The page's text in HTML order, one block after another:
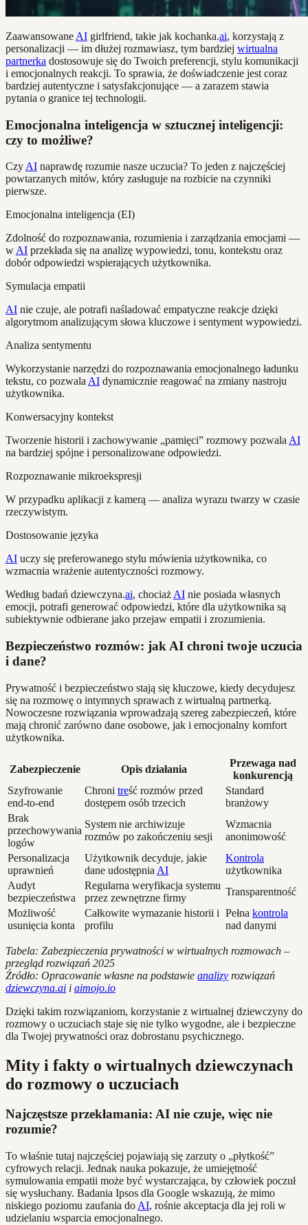
Zaawansowane AI girlfriend, takie jak kochanka.ai, korzystają z
personalizacji — im dłużej rozmawiasz, tym bardziej wirtualna
partnerka dostosowuje się do Twoich preferencji, stylu komunikacji
i emocjonalnych reakcji. To sprawia, że doświadczenie jest coraz
bardziej autentyczne i satysfakcjonujące — a zarazem stawia
pytania o granice tej technologii.
Emocjonalna inteligencja w sztucznej inteligencji:
czy to możliwe?
Czy AI naprawdę rozumie nasze uczucia? To jeden z najczęściej
powtarzanych mitów, który zasługuje na rozbicie na czynniki
pierwsze.
Emocjonalna inteligencja (EI)
Zdolność do rozpoznawania, rozumienia i zarządzania emocjami —
w AI przekłada się na analizę wypowiedzi, tonu, kontekstu oraz
dobór odpowiedzi wspierających użytkownika.
Symulacja empatii
AI nie czuje, ale potrafi naśladować empatyczne reakcje dzięki
algorytmom analizującym słowa kluczowe i sentyment wypowiedzi.
Analiza sentymentu
Wykorzystanie narzędzi do rozpoznawania emocjonalnego ładunku
tekstu, co pozwala AI dynamicznie reagować na zmiany nastroju
użytkownika.
Konwersacyjny kontekst
Tworzenie historii i zachowywanie „pamięci” rozmowy pozwala AI
na bardziej spójne i personalizowane odpowiedzi.
Rozpoznawanie mikroekspresji
W przypadku aplikacji z kamerą — analiza wyrazu twarzy w czasie
rzeczywistym.
Dostosowanie języka
AI uczy się preferowanego stylu mówienia użytkownika, co
wzmacnia wrażenie autentyczności rozmowy.
Według badań dziewczyna.ai, chociaż AI nie posiada własnych
emocji, potrafi generować odpowiedzi, które dla użytkownika są
subiektywnie odbierane jako przejaw empatii i zrozumienia.
Bezpieczeństwo rozmów: jak AI chroni twoje uczucia
i dane?
Prywatność i bezpieczeństwo stają się kluczowe, kiedy decydujesz
się na rozmowę o intymnych sprawach z wirtualną partnerką.
Nowoczesne rozwiązania wprowadzają szereg zabezpieczeń, które
mają chronić zarówno dane osobowe, jak i emocjonalny komfort
użytkownika.
Zabezpieczenie Opis działania
Przewaga nad
konkurencją
Szyfrowanie
end-to-end
Chroni treść rozmów przed
dostępem osób trzecich
Standard
branżowy
Brak
przechowywania
logów
System nie archiwizuje
rozmów po zakończeniu sesji
Wzmacnia
anonimowość
Personalizacja
uprawnień
Użytkownik decyduje, jakie
dane udostępnia AI
Kontrola
użytkownika
Audyt
bezpieczeństwa
Regularna weryfikacja systemu
przez zewnętrzne firmy
Transparentność
Możliwość
usunięcia konta
Całkowite wymazanie historii i
profilu
Pełna kontrola
nad danymi
Tabela: Zabezpieczenia prywatności w wirtualnych rozmowach –
przegląd rozwiązań 2025
Źródło: Opracowanie własne na podstawie analizy rozwiązań
dziewczyna.ai i aimojo.io
Dzięki takim rozwiązaniom, korzystanie z wirtualnej dziewczyny do
rozmowy o uczuciach staje się nie tylko wygodne, ale i bezpieczne
dla Twojej prywatności oraz dobrostanu psychicznego.
Mity i fakty o wirtualnych dziewczynach
do rozmowy o uczuciach
Najczęstsze przekłamania: AI nie czuje, więc nie
rozumie?
To właśnie tutaj najczęściej pojawiają się zarzuty o „płytkość”
cyfrowych relacji. Jednak nauka pokazuje, że umiejętność
symulowania empatii może być wystarczająca, by człowiek poczuł
się wysłuchany. Badania Ipsos dla Google wskazują, że mimo
niskiego poziomu zaufania do AI, rośnie akceptacja dla jej roli w
udzielaniu wsparcia emocjonalnego.